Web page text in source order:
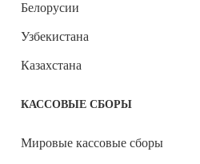
Белорусии
Узбекистана
Казахстана
КАССОВЫЕ СБОРЫ
Мировые кассовые сборы